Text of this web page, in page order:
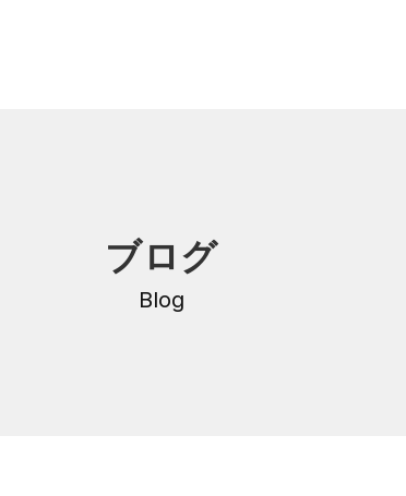
介護支援専門員更新研修
公共職業訓練
ブログ
Blog